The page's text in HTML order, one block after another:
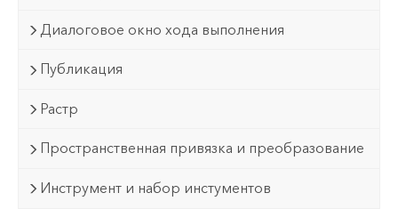
Диалоговое окно хода выполнения
Публикация
Растр
Пространственная привязка и преобразование
Инструмент и набор инстументов